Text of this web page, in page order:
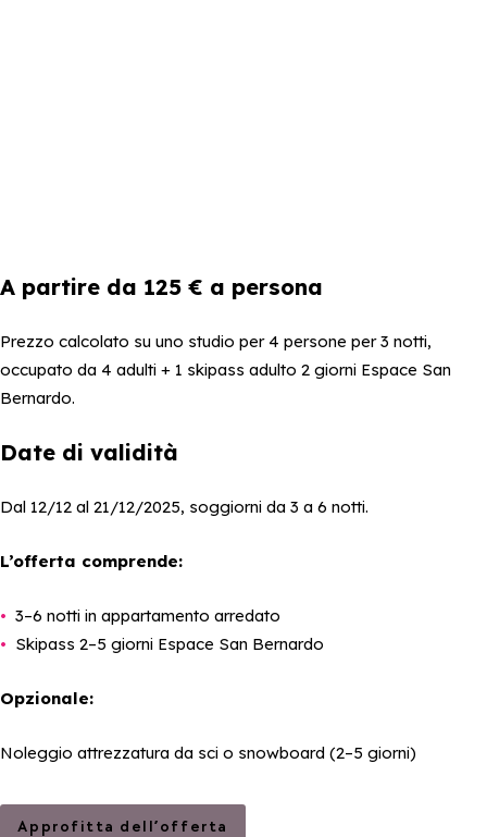
A partire da 125 € a persona
Prezzo calcolato su uno studio per 4 persone per 3 notti,
occupato da 4 adulti + 1 skipass adulto 2 giorni Espace San
Bernardo.
Date di validità
Dal 12/12 al 21/12/2025, soggiorni da 3 a 6 notti.
L’offerta comprende:
3–6 notti in appartamento arredato
Skipass 2–5 giorni Espace San Bernardo
Opzionale:
Noleggio attrezzatura da sci o snowboard (2–5 giorni)
Approfitta dell’offerta